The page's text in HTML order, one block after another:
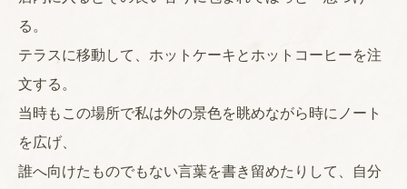
る。
テラスに移動して、ホットケーキとホットコーヒーを注
文する。
当時もこの場所で私は外の景色を眺めながら時にノート
を広げ、
誰へ向けたものでもない言葉を書き留めたりして、自分